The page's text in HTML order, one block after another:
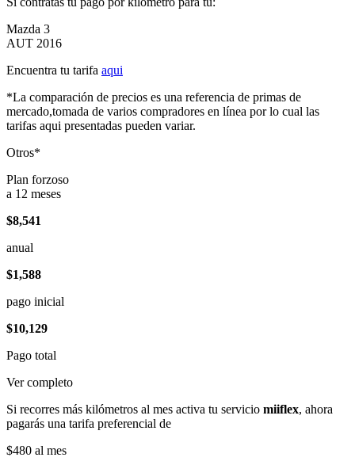
Mazda 3
AUT 2016
Encuentra tu tarifa aqui
*La comparación de precios es una referencia de primas de
mercado,tomada de varios compradores en línea por lo cual las
tarifas aqui presentadas pueden variar.
Otros*
Plan forzoso
a 12 meses
$8,541
anual
$1,588
pago inicial
$10,129
Pago total
Ver completo
Si recorres más kilómetros al mes activa tu servicio miiflex, ahora
pagarás una tarifa preferencial de
$480 al mes